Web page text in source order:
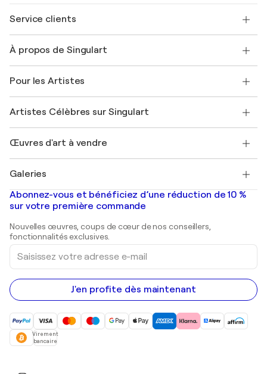
Service clients
Expédition
Offrir une carte cadeau
Rejoignez notre programme commercial
Mon compte
+33 1 76 44 06 42
À propos de Singulart
FAQ
Magazine Singulart
Emplois
Découvrez une sélection d'art original
Pour les Artistes
Se connecter en tant qu'Artiste
Artistes Célèbres sur Singulart
Marc Chagall
Banksy
Mr. Brainwash
Shepard Fairey
Œuvres d'art à vendre
Tableaux abstraits à vendre
Peintures de paysage
Estampes
Peintures acryliques
Galeries
Galeries d'art en France
Galeries d'art en Belgique
Abonnez-vous et bénéficiez d’une réduction de 10 %
sur votre première commande
Nouvelles œuvres, coups de cœur de nos conseillers,
fonctionnalités exclusives.
Saisissez
votre
adresse
e-
mail
J'en profite dès maintenant
Virement
bancaire